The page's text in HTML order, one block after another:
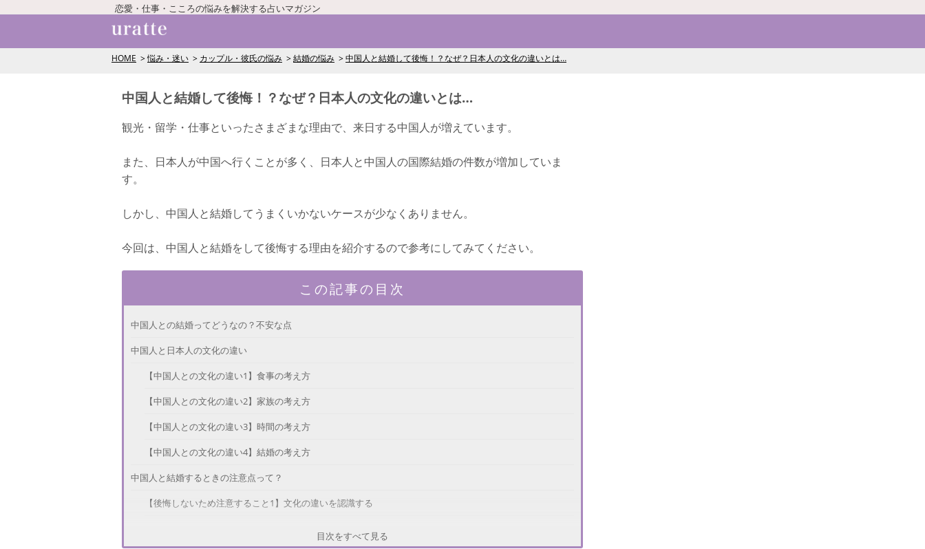
恋愛・仕事・こころの悩みを解決する占いマガジン
HOME 悩み・迷い カップル・彼氏の悩み 結婚の悩み 中国人と結婚して後悔！？なぜ？日本人の文化の違いとは…
中国人と結婚して後悔！？なぜ？日本人の文化の違いとは…
観光・留学・仕事といったさまざまな理由で、来日する中国人が増えています。
また、日本人が中国へ行くことが多く、日本人と中国人の国際結婚の件数が増加していま
す。
しかし、中国人と結婚してうまくいかないケースが少なくありません。
今回は、中国人と結婚をして後悔する理由を紹介するので参考にしてみてください。
この記事の目次
中国人との結婚ってどうなの？不安な点
中国人と日本人の文化の違い
【中国人との文化の違い1】食事の考え方
【中国人との文化の違い2】家族の考え方
【中国人との文化の違い3】時間の考え方
【中国人との文化の違い4】結婚の考え方
中国人と結婚するときの注意点って？
【後悔しないため注意すること1】文化の違いを認識する
目次をすべて見る